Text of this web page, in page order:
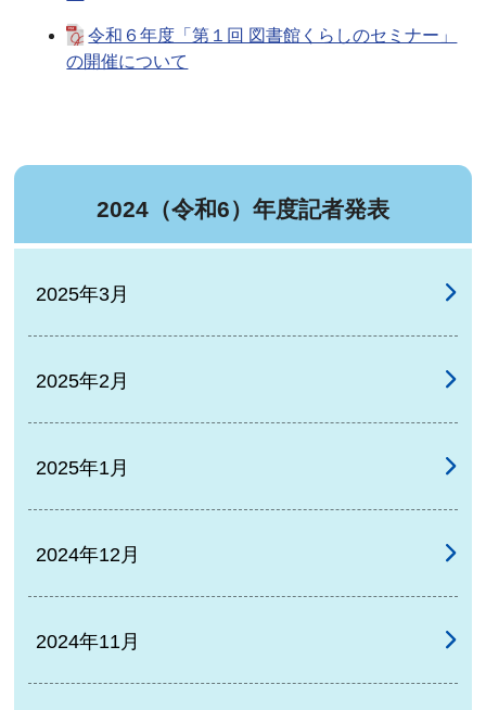
令和６年度「第１回 図書館くらしのセミナー」
の開催について
2024（令和6）年度記者発表
2025年3月
2025年2月
2025年1月
2024年12月
2024年11月